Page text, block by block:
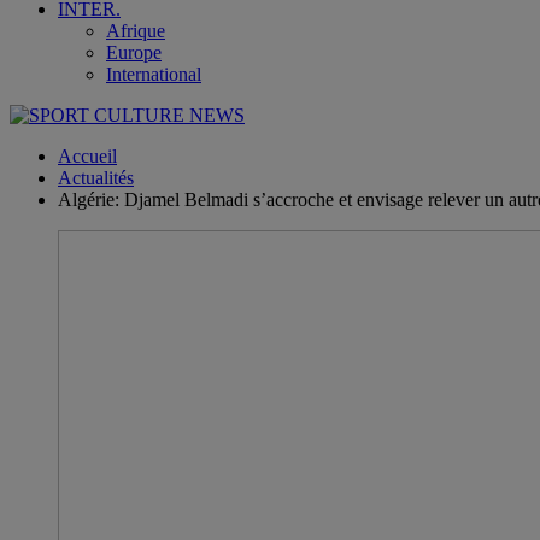
INTER.
Afrique
Europe
International
Accueil
Actualités
Algérie: Djamel Belmadi s’accroche et envisage relever un